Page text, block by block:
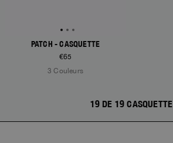
PATCH - CASQUETTE
€65
3 Couleurs
19 DE 19 CASQUETTE